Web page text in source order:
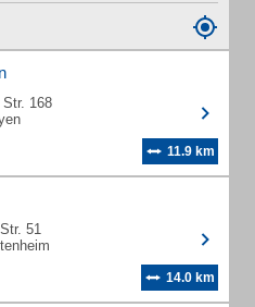
Str. 168
11.9 km
51
14.0 km